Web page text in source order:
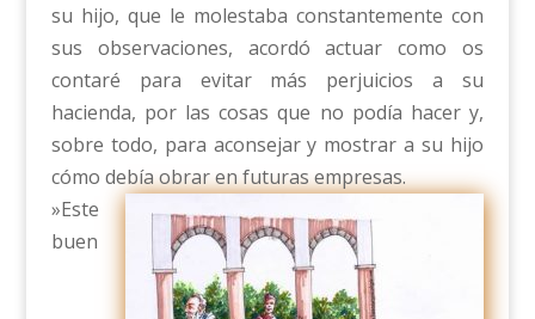
su hijo, que le molestaba constantemente con
sus observaciones, acordó actuar como os
contaré para evitar más perjuicios a su
hacienda, por las cosas que no podía hacer y,
sobre todo, para aconsejar y mostrar a su hijo
cómo debía obrar en futuras empresas.
»Este
buen